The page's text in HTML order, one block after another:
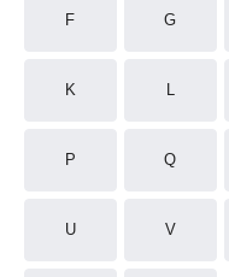
F G
K L
P Q
U V